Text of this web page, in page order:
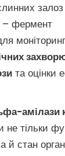
залоз
– фермент
та оцінки
амілази
не тільки
й стан